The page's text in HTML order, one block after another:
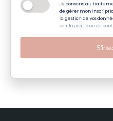
Je consens au
de gérer mon
la gestion de vos
voir la politique de